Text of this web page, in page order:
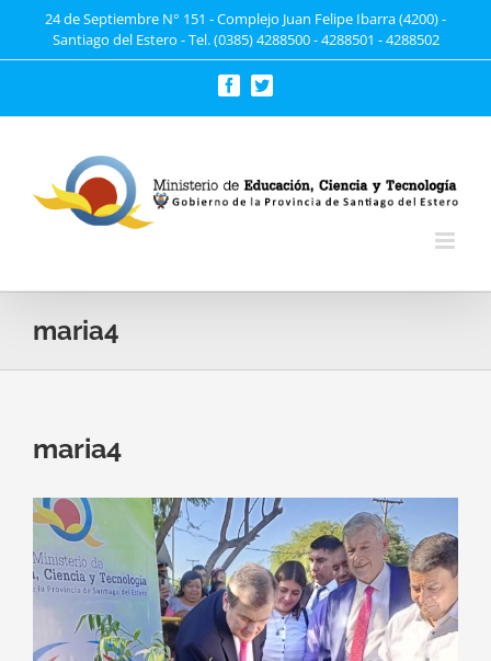
24 de Septiembre N° 151 - Complejo Juan Felipe Ibarra (4200) -
Santiago del Estero - Tel. (0385) 4288500 - 4288501 - 4288502
FacebookTwitter
maria4
maria4